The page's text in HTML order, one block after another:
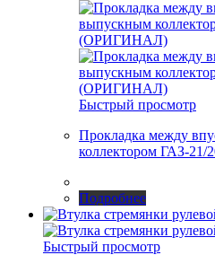
Быстрый просмотр
Прокладка между
коллектором ГАЗ-
Подробнее
Быстрый просмотр